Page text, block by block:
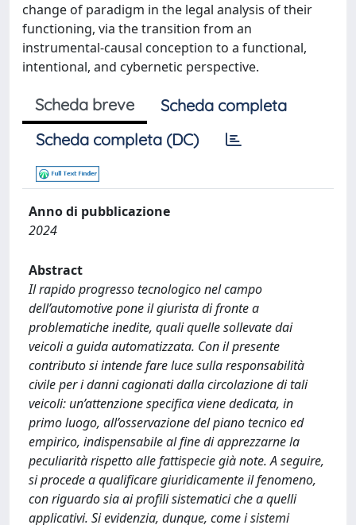
change of paradigm in the legal analysis of their
functioning, via the transition from an
instrumental-causal conception to a functional,
intentional, and cybernetic perspective.
Scheda breve
Scheda completa
Scheda completa (DC)
Anno di pubblicazione
2024
Abstract
Il rapido progresso tecnologico nel campo
dell’automotive pone il giurista di fronte a
problematiche inedite, quali quelle sollevate dai
veicoli a guida automatizzata. Con il presente
contributo si intende fare luce sulla responsabilità
civile per i danni cagionati dalla circolazione di tali
veicoli: un’attenzione specifica viene dedicata, in
primo luogo, all’osservazione del piano tecnico ed
empirico, indispensabile al fine di apprezzarne la
peculiarità rispetto alle fattispecie già note. A seguire,
si procede a qualificare giuridicamente il fenomeno,
con riguardo sia ai profili sistematici che a quelli
applicativi. Si evidenzia, dunque, come i sistemi